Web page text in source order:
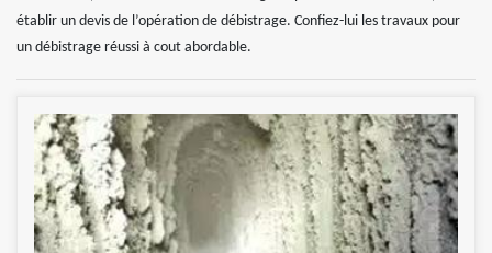
établir un devis de l’opération de débistrage. Confiez-lui les travaux pour
un débistrage réussi à cout abordable.